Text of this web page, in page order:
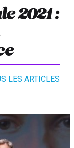
2021 :
LES ARTICLES